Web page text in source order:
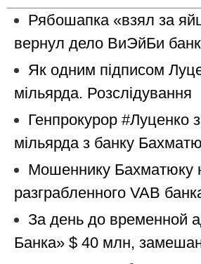
Рябошапка «взял за
вернул дело ВиЭйБи
Як одним підписом
мільярда. Розслідування
Генпрокурор #Луценко
мільярда з банку
Мошеннику Бахматюку
разграбленного VAB
За день до временной
Банка» $ 40 млн,